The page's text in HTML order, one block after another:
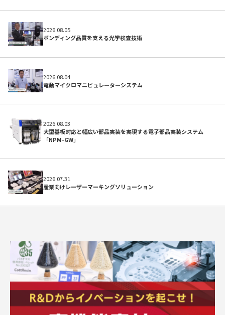
求人
2026.08.05
ボンディング品質を支える光学検査技術
2026.08.04
電動マイクロマニピュレーターシステム
2026.08.03
大型基板対応と幅広い部品実装を実現する電子部品実装システム
「NPM-GW」
2026.07.31
産業向けレーザーマーキングソリューション